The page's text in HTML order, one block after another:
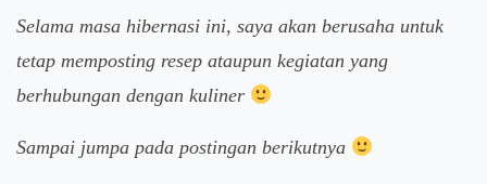
Selama masa hibernasi ini, saya akan berusaha untuk
tetap memposting resep ataupun kegiatan yang
berhubungan dengan kuliner
Sampai jumpa pada postingan berikutnya